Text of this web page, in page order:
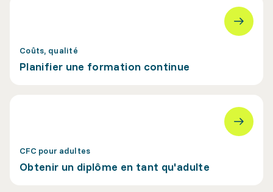
Coûts, qualité
Planifier une formation continue
CFC pour adultes
Obtenir un diplôme en tant qu'adulte